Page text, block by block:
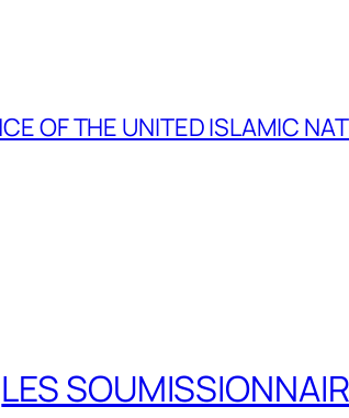
OF THE UNITED ISLAMIC
LES